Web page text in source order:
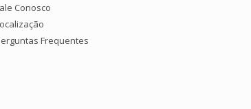
Conosco
Frequentes